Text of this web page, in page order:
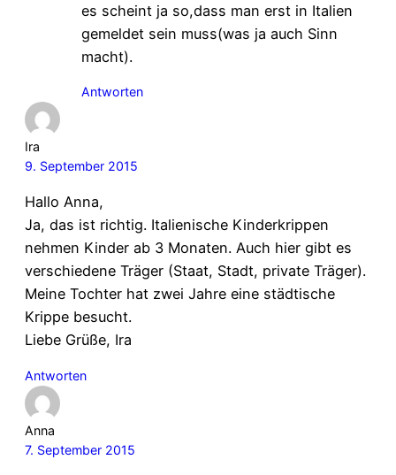
es scheint ja so,dass man erst in Italien
gemeldet sein muss(was ja auch Sinn
macht).
Antworten
Ira
9. September 2015
Hallo Anna,
Ja, das ist richtig. Italienische Kinderkrippen
nehmen Kinder ab 3 Monaten. Auch hier gibt es
verschiedene Träger (Staat, Stadt, private Träger).
Meine Tochter hat zwei Jahre eine städtische
Krippe besucht.
Liebe Grüße, Ira
Antworten
Anna
7. September 2015